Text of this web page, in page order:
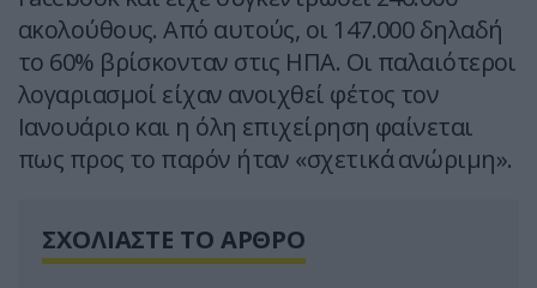
ακολούθους. Από αυτούς, οι 147.000 δηλαδή
το 60% βρίσκονταν στις ΗΠΑ. Οι παλαιότεροι
λογαριασμοί είχαν ανοιχθεί φέτος τον
Ιανουάριο και η όλη επιχείρηση φαίνεται
πως προς το παρόν ήταν «σχετικά ανώριμη».
ΣΧΟΛΙΑΣΤΕ ΤΟ ΑΡΘΡΟ